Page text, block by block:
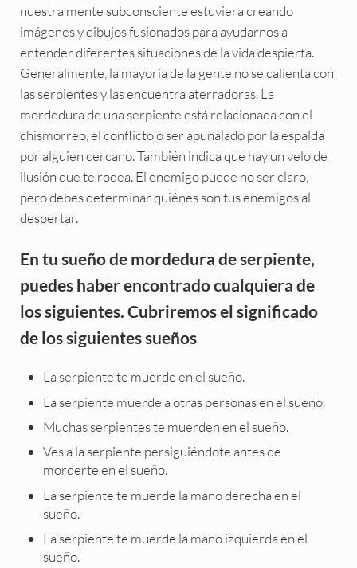
nuestra mente subconsciente estuviera creando
imágenes y dibujos fusionados para ayudarnos a
entender diferentes situaciones de la vida despierta.
Generalmente, la mayoría de la gente no se calienta con
las serpientes y las encuentra aterradoras. La
mordedura de una serpiente está relacionada con el
chismorreo, el conflicto o ser apuñalado por la espalda
por alguien cercano. También indica que hay un velo de
ilusión que te rodea. El enemigo puede no ser claro,
pero debes determinar quiénes son tus enemigos al
despertar.
En tu sueño de mordedura de serpiente,
puedes haber encontrado cualquiera de
los siguientes. Cubriremos el significado
de los siguientes sueños
La serpiente te muerde en el sueño.
La serpiente muerde a otras personas en el sueño.
Muchas serpientes te muerden en el sueño.
Ves a la serpiente persiguiéndote antes de
morderte en el sueño.
La serpiente te muerde la mano derecha en el
sueño.
La serpiente te muerde la mano izquierda en el
sueño.